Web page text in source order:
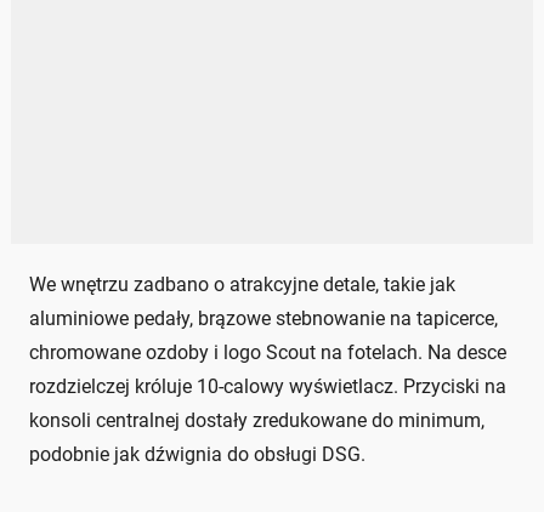
We wnętrzu zadbano o atrakcyjne detale, takie jak
aluminiowe pedały, brązowe stebnowanie na tapicerce,
chromowane ozdoby i logo Scout na fotelach. Na desce
rozdzielczej króluje 10-calowy wyświetlacz. Przyciski na
konsoli centralnej dostały zredukowane do minimum,
podobnie jak dźwignia do obsługi DSG.